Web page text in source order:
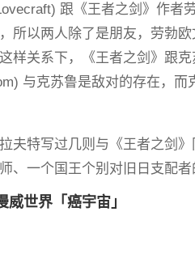
跟《王者之剑》作者
所以两人除了是朋友，劳勃
样关系下，《王者之剑》跟
与克苏鲁是敌对的存在，而
夫特写过几则与《王者之剑
、一个国王个别对旧日支配者
世界「癌宇宙」